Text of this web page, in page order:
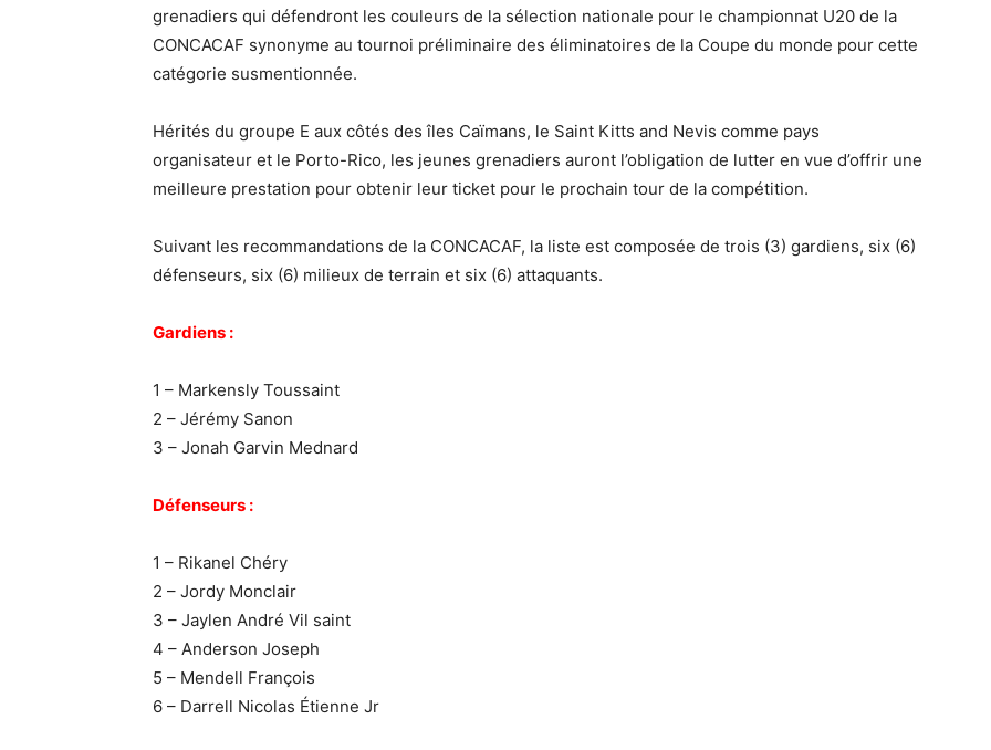
grenadiers qui défendront les couleurs de la sélection nationale pour le championnat U20 de la
CONCACAF synonyme au tournoi préliminaire des éliminatoires de la Coupe du monde pour cette
catégorie susmentionnée.
Hérités du groupe E aux côtés des îles Caïmans, le Saint Kitts and Nevis comme pays
organisateur et le Porto-Rico, les jeunes grenadiers auront l’obligation de lutter en vue d’offrir une
meilleure prestation pour obtenir leur ticket pour le prochain tour de la compétition.
Suivant les recommandations de la CONCACAF, la liste est composée de trois (3) gardiens, six (6)
défenseurs, six (6) milieux de terrain et six (6) attaquants.
Gardiens :
1 – Markensly Toussaint
2 – Jérémy Sanon
3 – Jonah Garvin Mednard
Défenseurs :
1 – Rikanel Chéry
2 – Jordy Monclair
3 – Jaylen André Vil saint
4 – Anderson Joseph
5 – Mendell François
6 – Darrell Nicolas Étienne Jr